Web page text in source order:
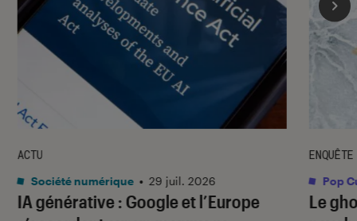
IA générative : Google et l’Europe
ACTU
Société numérique • 29 juil. 2026
Le
ENQUÊTE
Pop